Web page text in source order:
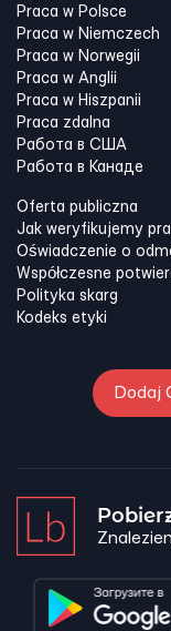
Praca w Polsce
Praca w Niemczech
Praca w Norwegii
Praca w Anglii
Praca w Hiszpanii
Praca zdalna
Работа в США
Работа в Канадe
Oferta publiczna
Jak weryfikujemy
Oświadczenie o
Współczesne
Polityka skarg
Kodeks etyki
Dodaj